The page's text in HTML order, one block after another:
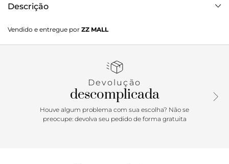
Descrição
Vendido e entregue por ZZ MALL
Devolução
descomplicada
Houve algum problema com sua escolha? Não se
preocupe: devolva seu pedido de forma gratuita